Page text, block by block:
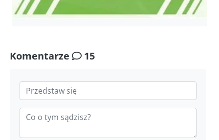
Komentarze 15